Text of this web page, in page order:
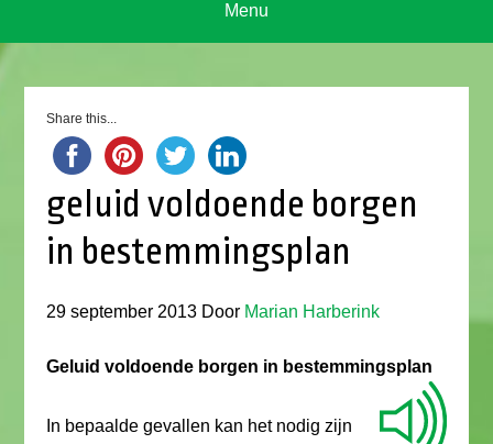
Menu
Share this...
geluid voldoende borgen
in bestemmingsplan
29 september 2013 Door Marian Harberink
Geluid voldoende borgen in bestemmingsplan
In bepaalde gevallen kan het nodig zijn